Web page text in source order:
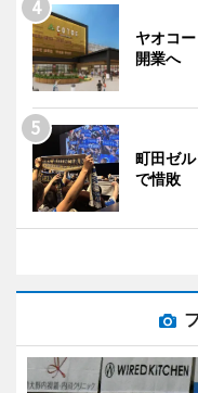
ヤオコ
開業へ
町田ゼ
で惜敗